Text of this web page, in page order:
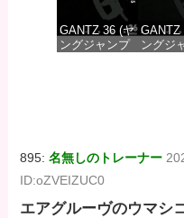
GANTZ 36 (ヤ
ングジャンプ
GANTZ
ングジ
895:名無しのトレーナー
ID:oZVEIZUC0
エアグルーヴのウマシ